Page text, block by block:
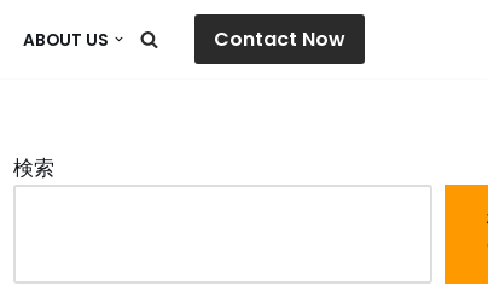
ABOUT US Contact Now
検索